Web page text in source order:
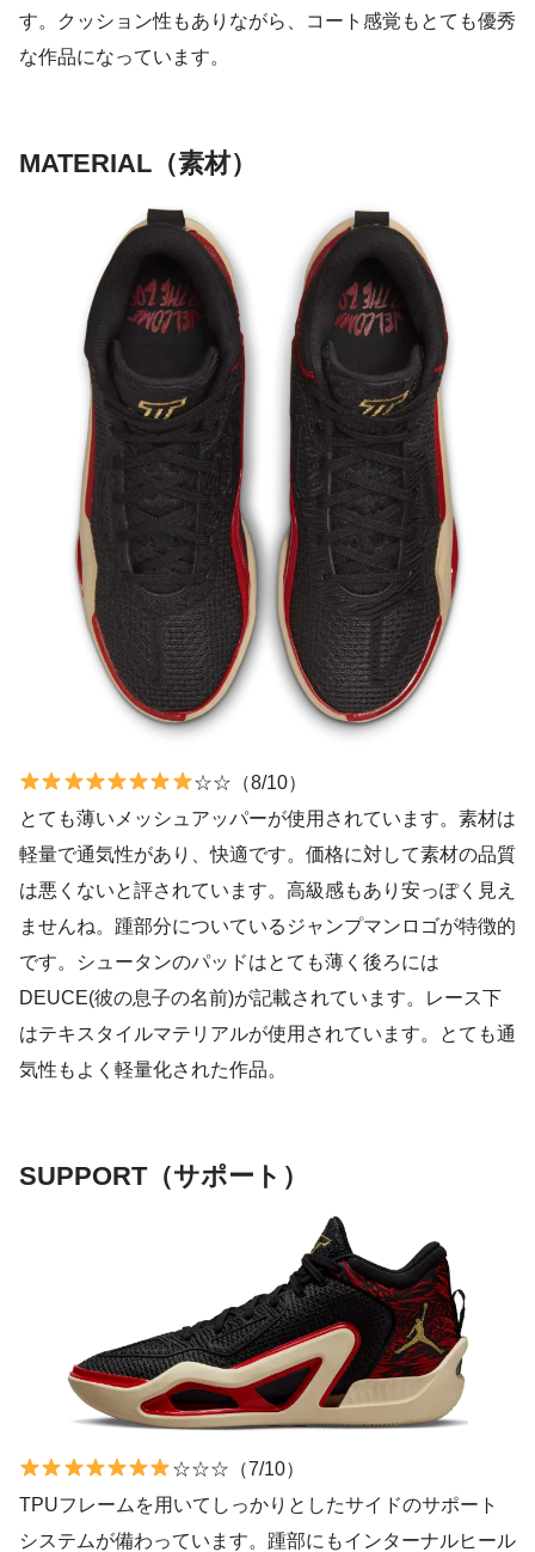
す。クッション性もありながら、コート感覚もとても優秀
な作品になっています。
MATERIAL（素材）
☆☆（8/10）
とても薄いメッシュアッパーが使用されています。素材は
軽量で通気性があり、快適です。価格に対して素材の品質
は悪くないと評されています。高級感もあり安っぽく見え
ませんね。踵部分についているジャンプマンロゴが特徴的
です。シュータンのパッドはとても薄く後ろには
DEUCE(彼の息子の名前)が記載されています。レース下
はテキスタイルマテリアルが使用されています。とても通
気性もよく軽量化された作品。
SUPPORT（サポート）
☆☆☆（7/10）
TPUフレームを用いてしっかりとしたサイドのサポート
システムが備わっています。踵部にもインターナルヒール